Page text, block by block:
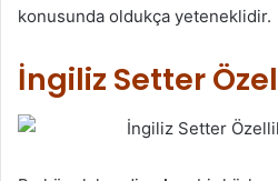
konusunda oldukça yeteneklidir.
İngiliz Setter